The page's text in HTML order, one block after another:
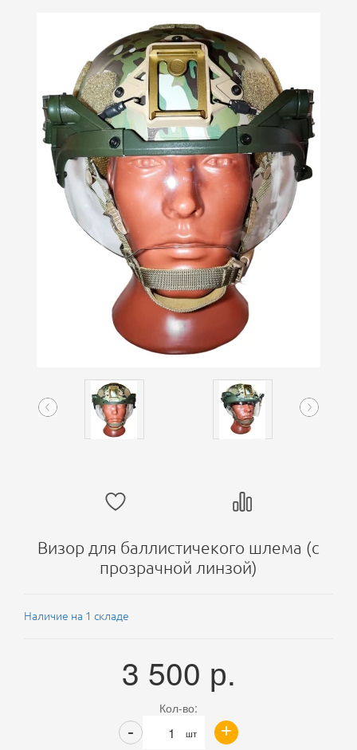
Визор для баллистичекого шлема (с
прозрачной линзой)
Наличие на 1 складе
3 500 р.
Кол-во:
шт +
-